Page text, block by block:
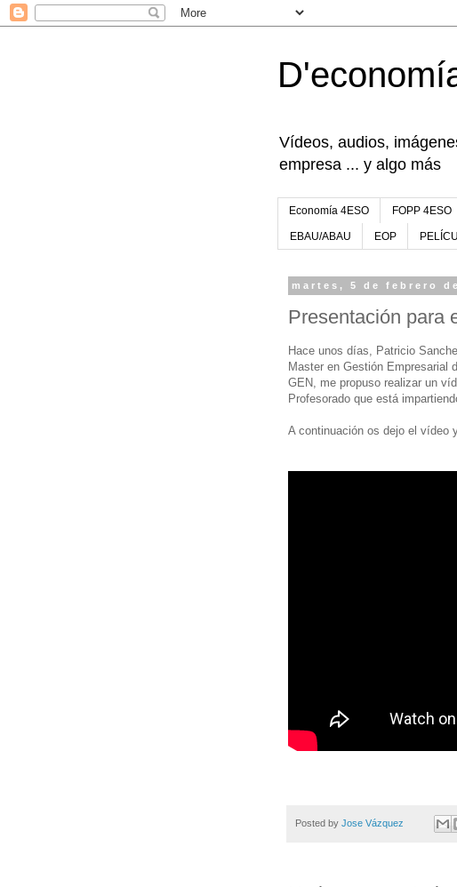
Vídeos, audios,
empresa ... y algo más
Economía 4ESO FOPP 4ESO
EBAU/ABAU EOP
martes, 5 de febrero
Presentación para
Hace unos días, Patricio
Master en Gestión Empresarial
GEN, me propuso realizar un
Profesorado que está
A continuación os dejo el vídeo
Posted by Jose Vázquez